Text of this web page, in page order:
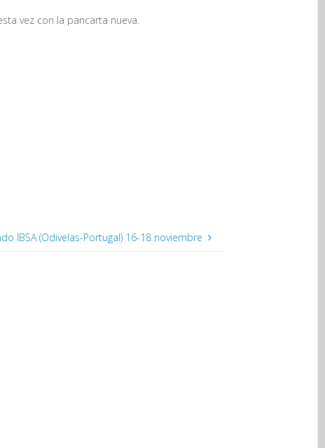
vez con la pancarta nueva.
IBSA (Odivelas-Portugal) 16-18 noviembre